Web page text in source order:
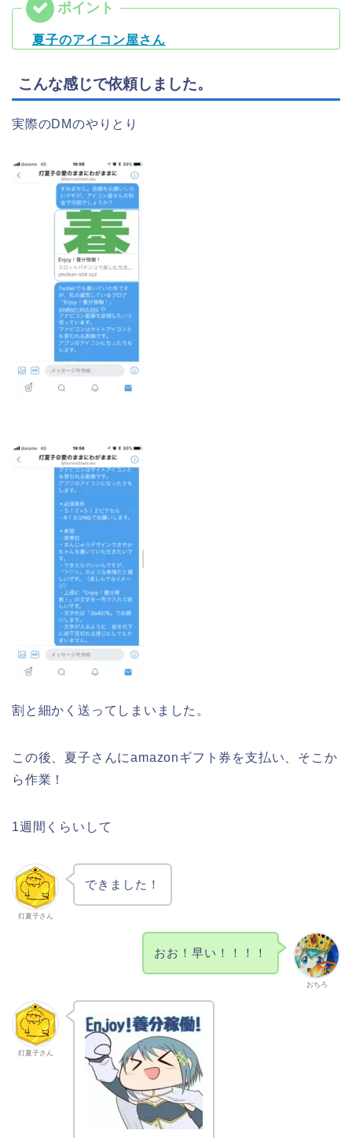
夏子のアイコン屋さん
こんな感じで依頼しました。
実際のDMのやりとり
割と細かく送ってしまいました。
この後、夏子さんにamazonギフト券を支払い、そこか
ら作業！
1週間くらいして
灯夏子さん
できました！
おちろ
おお！早い！！！！
灯夏子さん